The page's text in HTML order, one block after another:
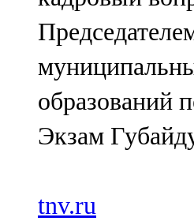
образований
Экзам
tnv.ru